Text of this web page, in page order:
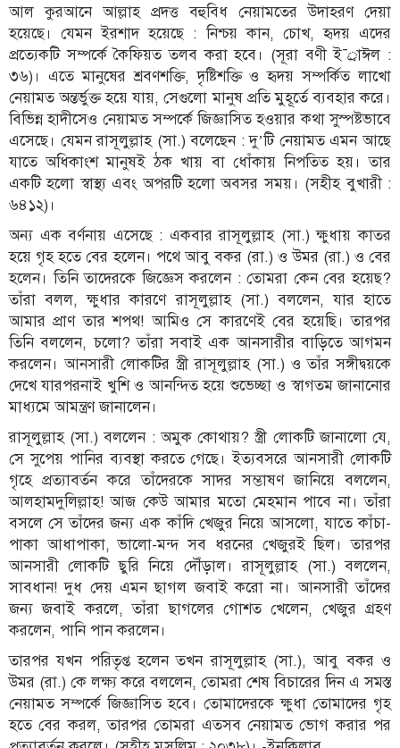
আল কুরআনে আল্লাহ প্রদত্ত বহুবিধ নেয়ামতের উদাহরণ দেয়া
হয়েছে। যেমন ইরশাদ হয়েছে : নিশ্চয় কান, চোখ, হৃদয় এদের
প্রত্যেকটি সম্পর্কে কৈফিয়ত তলব করা হবে। (সূরা বণী ই¯্রাঈল :
৩৬)। এতে মানুষের শ্রবণশক্তি, দৃষ্টিশক্তি ও হৃদয় সম্পর্কিত লাখো
নেয়ামত অন্তর্ভুক্ত হয়ে যায়, সেগুলো মানুষ প্রতি মুহূর্তে ব্যবহার করে।
বিভিন্ন হাদীসেও নেয়ামত সম্পর্কে জিজ্ঞাসিত হওয়ার কথা সুস্পষ্টভাবে
এসেছে। যেমন রাসূলুল্লাহ (সা.) বলেছেন : দু’টি নেয়ামত এমন আছে
যাতে অধিকাংশ মানুষই ঠক খায় বা ধোঁকায় নিপতিত হয়। তার
একটি হলো স্বাস্থ্য এবং অপরটি হলো অবসর সময়। (সহীহ বুখারী :
৬৪১২)।
অন্য এক বর্ণনায় এসেছে : একবার রাসূলুল্লাহ (সা.) ক্ষুধায় কাতর
হয়ে গৃহ হতে বের হলেন। পথে আবু বকর (রা.) ও উমর (রা.) ও বের
হলেন। তিনি তাদেরকে জিজ্ঞেস করলেন : তোমরা কেন বের হয়েছ?
তাঁরা বলল, ক্ষুধার কারণে রাসূলুল্লাহ (সা.) বললেন, যার হাতে
আমার প্রাণ তার শপথ! আমিও সে কারণেই বের হয়েছি। তারপর
তিনি বললেন, চলো? তাঁরা সবাই এক আনসারীর বাড়িতে আগমন
করলেন। আনসারী লোকটির স্ত্রী রাসূলুল্লাহ (সা.) ও তাঁর সঙ্গীদ্বয়কে
দেখে যারপরনাই খুশি ও আনন্দিত হয়ে শুভেচ্ছা ও স্বাগতম জানানোর
মাধ্যমে আমন্ত্রণ জানালেন।
রাসূলুল্লাহ (সা.) বললেন : অমুক কোথায়? স্ত্রী লোকটি জানালো যে,
সে সুপেয় পানির ব্যবস্থা করতে গেছে। ইত্যবসরে আনসারী লোকটি
গৃহে প্রত্যাবর্তন করে তাঁদেরকে সাদর সম্ভাষণ জানিয়ে বললেন,
আলহামদুলিল্লাহ! আজ কেউ আমার মতো মেহমান পাবে না। তাঁরা
বসলে সে তাঁদের জন্য এক কাঁদি খেজুর নিয়ে আসলো, যাতে কাঁচা-
পাকা আধাপাকা, ভালো-মন্দ সব ধরনের খেজুরই ছিল। তারপর
আনসারী লোকটি ছুরি নিয়ে দৌঁড়াল। রাসূলুল্লাহ (সা.) বললেন,
সাবধান! দুধ দেয় এমন ছাগল জবাই করো না। আনসারী তাঁদের
জন্য জবাই করলে, তাঁরা ছাগলের গোশত খেলেন, খেজুর গ্রহণ
করলেন, পানি পান করলেন।
তারপর যখন পরিতৃপ্ত হলেন তখন রাসূলুল্লাহ (সা.), আবু বকর ও
উমর (রা.) কে লক্ষ্য করে বললেন, তোমরা শেষ বিচারের দিন এ সমস্ত
নেয়ামত সম্পর্কে জিজ্ঞাসিত হবে। তোমাদেরকে ক্ষুধা তোমাদের গৃহ
হতে বের করল, তারপর তোমরা এতসব নেয়ামত ভোগ করার পর